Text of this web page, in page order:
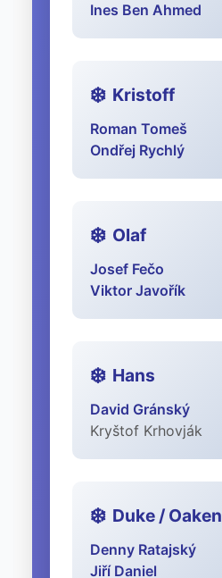
Ines Ben Ahmed
Kristoff
Roman Tomeš
Ondřej Rychlý
Olaf
Josef Fečo
Viktor Javořík
Hans
David Gránský
Kryštof Krhovják
Duke / Oaken
Denny Ratajský
Jiří Daniel